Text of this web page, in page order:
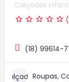
Calçados
(18) 99614-
Roupas,